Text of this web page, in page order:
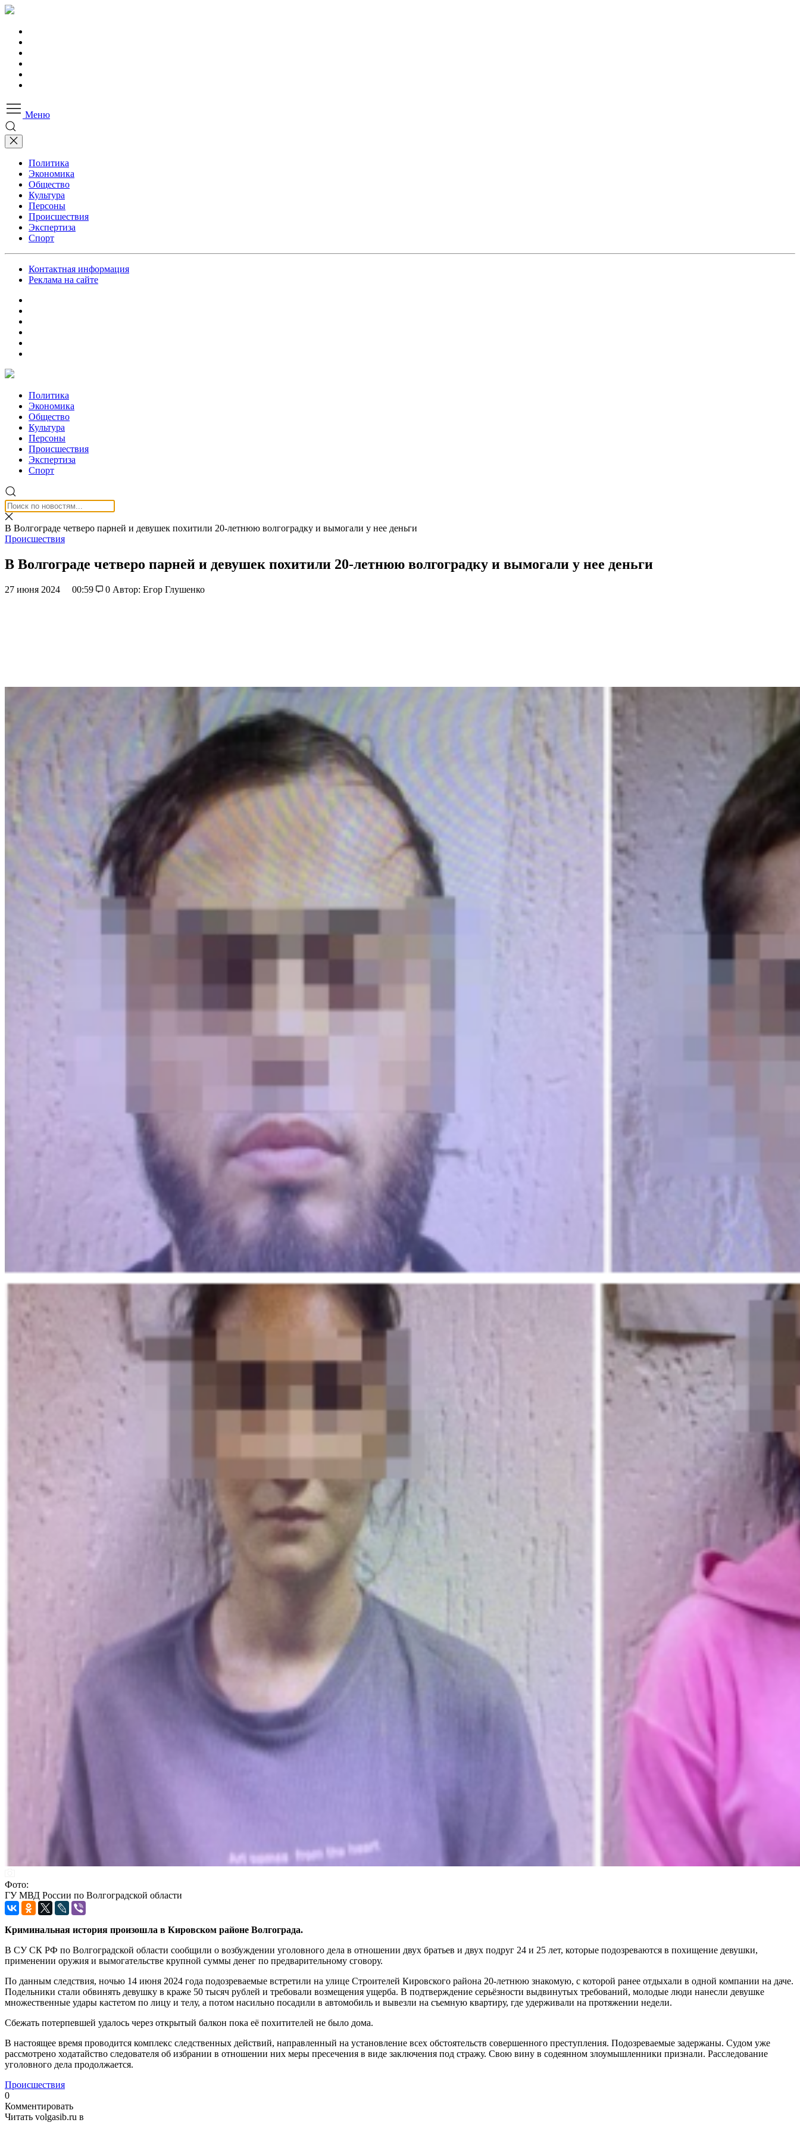
Меню
Политика
Экономика
Общество
Культура
Персоны
Происшествия
Экспертиза
Спорт
Контактная информация
Реклама на сайте
Политика
Экономика
Общество
Культура
Персоны
Происшествия
Экспертиза
Спорт
В Волгограде четверо парней и девушек похитили 20-летнюю волгоградку и вымогали у нее деньги
Происшествия
В Волгограде четверо парней и девушек похитили 20-летнюю волгоградку и вымогали у нее деньги
27 июня 2024 00:59 0 Автор: Егор Глушенко
Фото:
ГУ МВД России по Волгоградской области
Криминальная история произошла в Кировском районе Волгограда.
В СУ СК РФ по Волгоградской области сообщили о возбуждении уголовного дела в отношении двух братьев и двух подруг 24 и 25 лет, которые подозреваются в похищение девушки,
применении оружия и вымогательстве крупной суммы денег по предварительному сговору.
По данным следствия, ночью 14 июня 2024 года подозреваемые встретили на улице Строителей Кировского района 20-летнюю знакомую, с которой ранее отдыхали в одной компании на даче.
Подельники стали обвинять девушку в краже 50 тысяч рублей и требовали возмещения ущерба. В подтверждение серьёзности выдвинутых требований, молодые люди нанесли девушке
множественные удары кастетом по лицу и телу, а потом насильно посадили в автомобиль и вывезли на съемную квартиру, где удерживали на протяжении недели.
Сбежать потерпевшей удалось через открытый балкон пока её похитителей не было дома.
В настоящее время проводится комплекс следственных действий, направленный на установление всех обстоятельств совершенного преступления. Подозреваемые задержаны. Судом уже
рассмотрено ходатайство следователя об избрании в отношении них меры пресечения в виде заключения под стражу. Свою вину в содеянном злоумышленники признали. Расследование
уголовного дела продолжается.
Происшествия
0
Комментировать
Читать volgasib.ru в